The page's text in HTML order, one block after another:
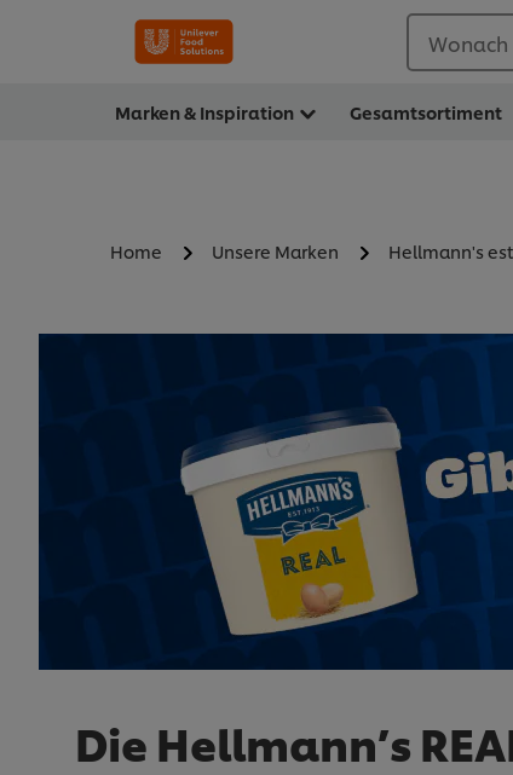
Wonach
Marken & Inspiration Gesamtsortiment
Home Unsere Marken Hellmann's
Die Hellmann’s